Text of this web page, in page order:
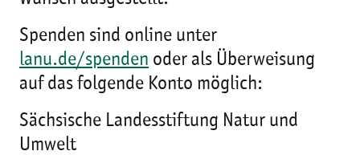
Spenden sind online unter
lanu.de/spenden oder als Überweisung
auf das folgende Konto möglich:
Sächsische Landesstiftung Natur und
Umwelt